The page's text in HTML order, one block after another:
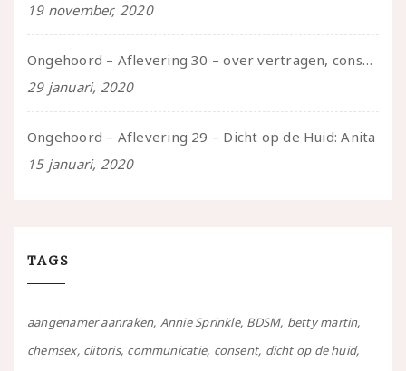
19 november, 2020
Ongehoord – Aflevering 30 – over vertragen, consent en negatieve gevoelens met Meg-John Barker
29 januari, 2020
Ongehoord – Aflevering 29 – Dicht op de Huid: Anita
15 januari, 2020
TAGS
aangenamer aanraken Annie Sprinkle BDSM betty martin
chemsex clitoris communicatie consent dicht op de huid